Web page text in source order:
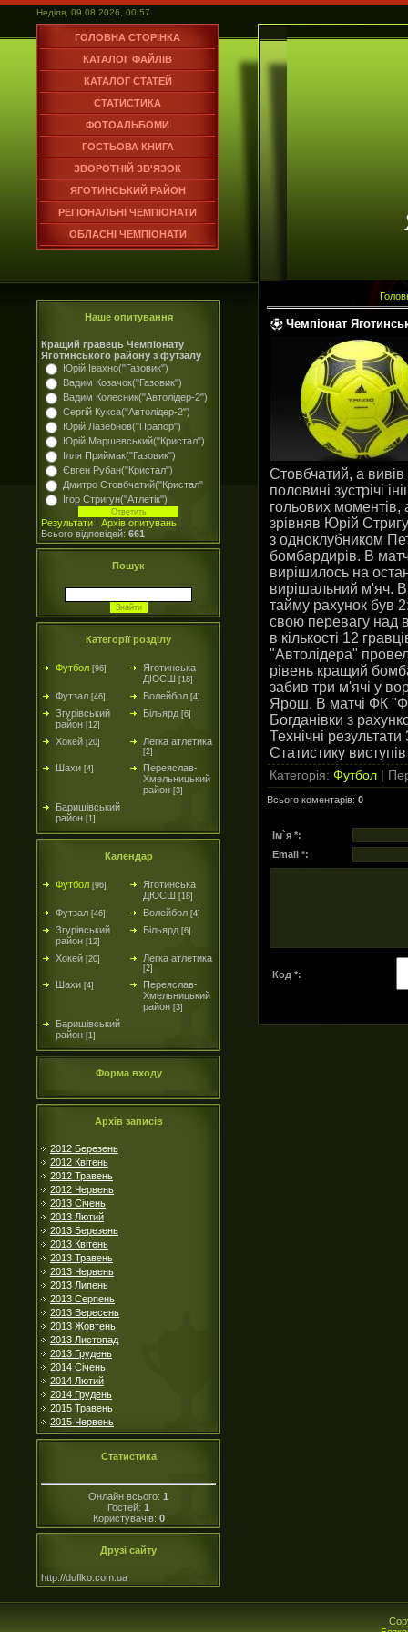
Неділя, 09.08.2026, 00:57
ГОЛОВНА СТОРІНКА
КАТАЛОГ ФАЙЛІВ
КАТАЛОГ СТАТЕЙ
СТАТИСТИКА
ФОТОАЛЬБОМИ
ГОСТЬОВА КНИГА
ЗВОРОТНІЙ ЗВ'ЯЗОК
ЯГОТИНСЬКИЙ РАЙОН
РЕГІОНАЛЬНІ ЧЕМПІОНАТИ
ОБЛАСНІ ЧЕМПІОНАТИ
Наше опитування
Кращий гравець Чемпіонату
Яготинського району з футзалу
Юрій Івахно("Газовик")
Вадим Козачок("Газовик")
Вадим Колесник("Автолідер-2")
Сергій Кукса("Автолідер-2")
Юрій Лазебнов("Прапор")
Юрій Маршевський("Кристал")
Ілля Приймак("Газовик")
Євген Рубан("Кристал")
Дмитро Стовбчатий("Кристал"
Ігор Стригун("Атлетік")
Результати | Архів опитувань
Всього відповідей: 661
Пошук
Категорії розділу
Футбол [96]
Яготинська
ДЮСШ [18]
Футзал [46] Волейбол [4]
Згурівський
район [12]
Більярд [6]
Хокей [20] Легка атлетика
[2]
Шахи [4]
Переяслав-
Хмельницький
район [3]
Баришівський
район [1]
Календар
Футбол [96]
Яготинська
ДЮСШ [18]
Футзал [46] Волейбол [4]
Згурівський
район [12]
Більярд [6]
Хокей [20] Легка атлетика
[2]
Шахи [4]
Переяслав-
Хмельницький
район [3]
Баришівський
район [1]
Форма входу
Архів записів
2012 Березень
2012 Квітень
2012 Травень
2012 Червень
2013 Січень
2013 Лютий
2013 Березень
2013 Квітень
2013 Травень
2013 Червень
2013 Липень
2013 Серпень
2013 Вересень
2013 Жовтень
2013 Листопад
2013 Грудень
2014 Січень
2014 Лютий
2014 Грудень
2015 Травень
2015 Червень
Статистика
Онлайн всього: 1
Гостей: 1
Користувачів: 0
Друзі сайту
http://duflko.com.ua
Чемпіонат
Стовбчатий, а
половині зустрічі
гольових моментів,
зрівняв Юрій
з одноклубником
бомбардирів. В
вирішилось на
вирішальний м'яч.
тайму рахунок був
свою перевагу над
в кількості 12
"Автолідера"
рівень кращий
забив три м'ячі у
Ярош. В матчі ФК
Богданівки з
Технічні
Статистику
Категорія: Футбол |
Всього коментарів: 0
Ім`я *:
Email *:
Код *: